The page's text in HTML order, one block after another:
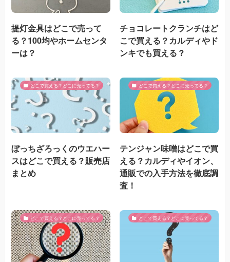
提灯金具はどこで売って
る？100均やホームセンタ
ーは？
チョコレートクランチはど
こで買える？カルディやド
ンキでも買える？
どこで買える？どこに売ってる？
ぼっちざろっくのウエハー
スはどこで買える？販売店
まとめ
どこで買える？どこに売ってる？
テンジャン味噌はどこで買
える？カルディやイオン、
通販での入手方法を徹底調
査！
どこで買える？どこに売ってる？ どこで買える？どこに売ってる？